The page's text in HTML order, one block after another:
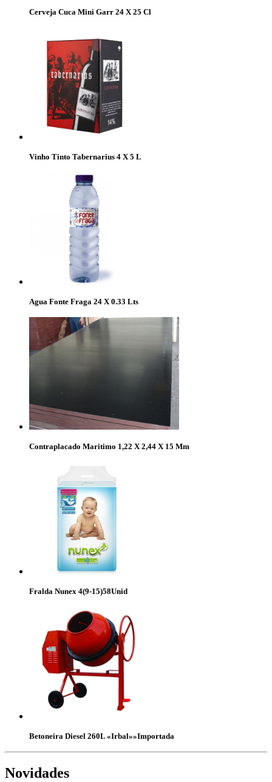
Cerveja Cuca Mini Garr 24 X 25 Cl
Vinho Tinto Tabernarius 4 X 5 L
Agua Fonte Fraga 24 X 0.33 Lts
Contraplacado Maritimo 1,22 X 2,44 X 15 Mm
Fralda Nunex 4(9-15)58Unid
Betoneira Diesel 260L «Irbal»»Importada
Novidades